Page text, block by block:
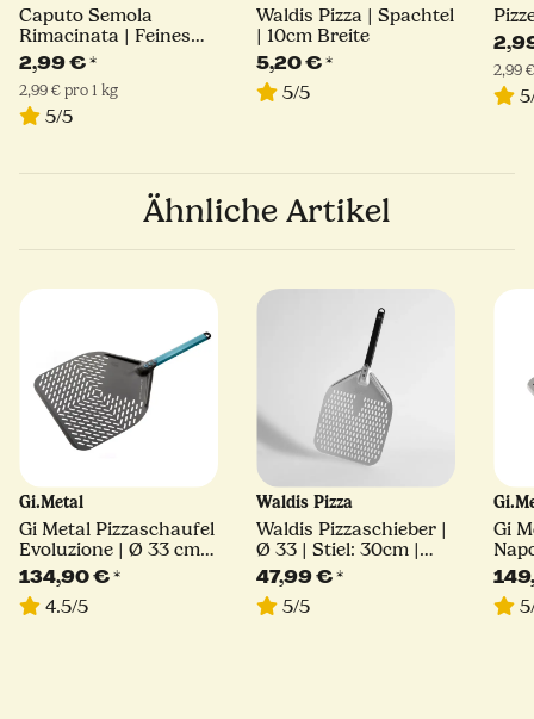
Caputo Semola
Rimacinata | Feines
Hartweizengrieß | 1kg
2,99 €*
2,99 € pro 1 kg
5/5
Waldis Pizza | Spachtel
| 10cm Breite
5,20 €*
5/5
2,99
Ähnliche Artikel
Gi.Metal
Gi Metal Pizzaschaufel
Evoluzione | Ø 33 cm |
Stiel 30 cm | eckig
134,90 €*
4.5/5
Waldis Pizza
Waldis Pizzaschieber |
Ø 33 | Stiel: 30cm |
Linie Classico
47,99 €*
5/5
Gi
60